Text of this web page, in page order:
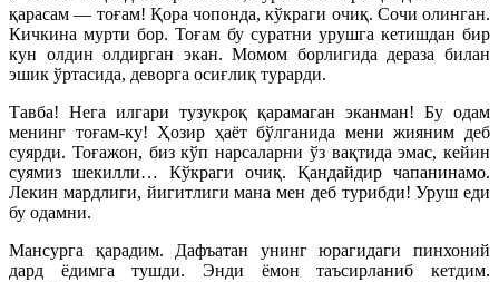
қарасам — тоғам! Қора чопонда, кўкраги очиқ. Сочи олинган.
Кичкина мурти бор. Тоғам бу суратни урушга кетишдан бир
кун олдин олдирган экан. Момом борлигида дераза билан
эшик ўртасида, деворга осиғлиқ турарди.
Тавба! Нега илгари тузукроқ қарамаган эканман! Бу одам
менинг тоғам-ку! Ҳозир ҳаёт бўлганида мени жияним деб
суярди. Тоғажон, биз кўп нарсаларни ўз вақтида эмас, кейин
суямиз шекилли… Кўкраги очиқ. Қандайдир чапанинамо.
Лекин мардлиги, йигитлиги мана мен деб турибди! Уруш еди
бу одамни.
Мансурга қарадим. Дафъатан унинг юрагидаги пинхоний
дард ёдимга тушди. Энди ёмон таъсирланиб кетдим.